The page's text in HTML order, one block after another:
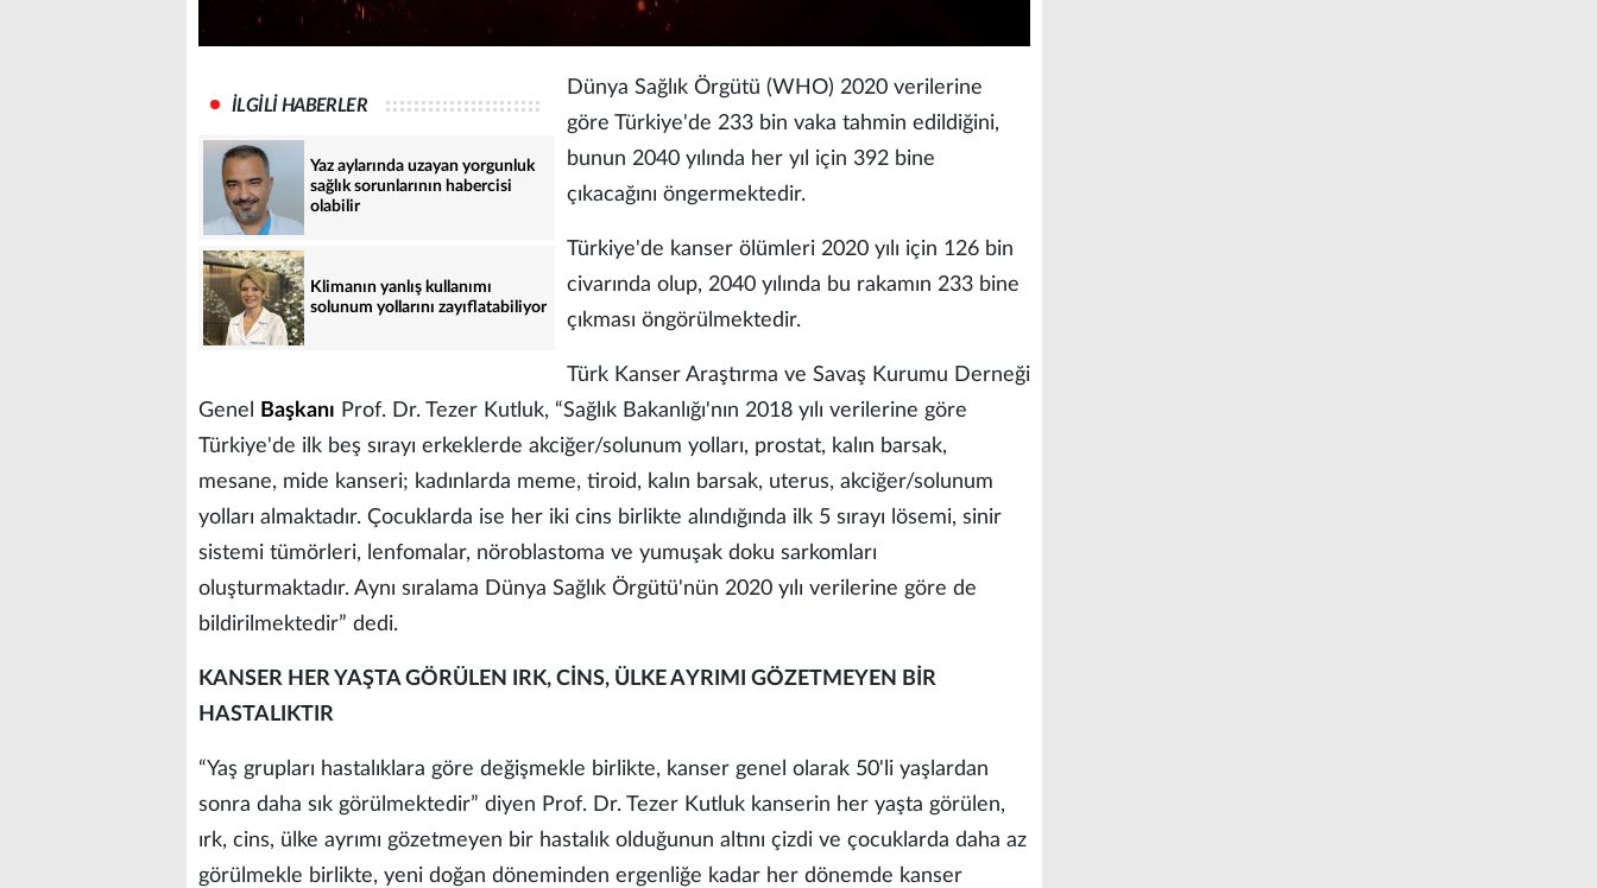
İLGİLİ HABERLER
Yaz aylarında uzayan yorgunluk
sağlık sorunlarının habercisi
olabilir
Klimanın yanlış kullanımı
solunum yollarını zayıflatabiliyor
Dünya Sağlık Örgütü (WHO) 2020 verilerine
göre Türkiye'de 233 bin vaka tahmin edildiğini,
bunun 2040 yılında her yıl için 392 bine
çıkacağını öngermektedir.
Türkiye'de kanser ölümleri 2020 yılı için 126 bin
civarında olup, 2040 yılında bu rakamın 233 bine
çıkması öngörülmektedir.
Türk Kanser Araştırma ve Savaş Kurumu Derneği
Genel
Başkanı Prof. Dr. Tezer Kutluk, “Sağlık Bakanlığı'nın 2018 yılı verilerine göre
Türkiye'de ilk beş sırayı erkeklerde akciğer/solunum yolları, prostat, kalın barsak,
mesane, mide kanseri; kadınlarda meme, tiroid, kalın barsak, uterus, akciğer/solunum
yolları almaktadır. Çocuklarda ise her iki cins birlikte alındığında ilk 5 sırayı lösemi, sinir
sistemi tümörleri, lenfomalar, nöroblastoma ve yumuşak doku sarkomları
oluşturmaktadır. Aynı sıralama Dünya Sağlık Örgütü'nün 2020 yılı verilerine göre de
bildirilmektedir” dedi.
KANSER HER YAŞTA GÖRÜLEN IRK, CİNS, ÜLKE AYRIMI GÖZETMEYEN BİR
HASTALIKTIR
“Yaş grupları hastalıklara göre değişmekle birlikte, kanser genel olarak 50'li yaşlardan
sonra daha sık görülmektedir” diyen Prof. Dr. Tezer Kutluk kanserin her yaşta görülen,
ırk, cins, ülke ayrımı gözetmeyen bir hastalık olduğunun altını çizdi ve çocuklarda daha az
görülmekle birlikte, yeni doğan döneminden ergenliğe kadar her dönemde kanser